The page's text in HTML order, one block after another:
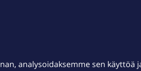
Kuuluvuuskartta
analysoidaksemme sen käyttöä